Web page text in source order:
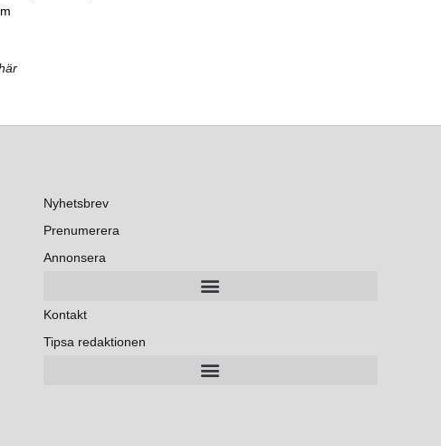
Nyhetsbrev
Prenumerera
Annonsera
Kontakt
Tipsa redaktionen